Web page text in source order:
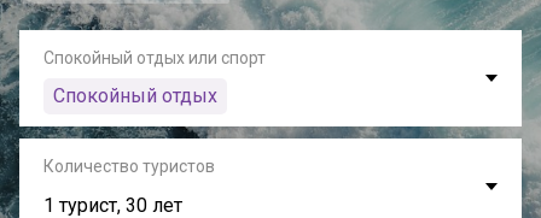
Спокойный отдых или спорт
Спокойный отдых
Количество туристов
1 турист, 30 лет